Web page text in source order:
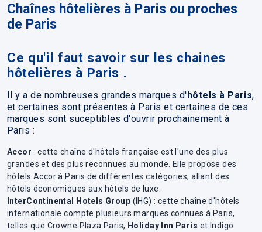
Chaînes hôtelières à Paris ou proches
de Paris
Ce qu'il faut savoir sur les chaines
hôtelières à Paris .
Il y a de nombreuses grandes marques d'hôtels à Paris,
et certaines sont présentes à Paris et certaines de ces
marques sont suceptibles d'ouvrir prochainement à
Paris :
Accor : cette chaîne d'hôtels française est l'une des plus
grandes et des plus reconnues au monde. Elle propose des
hôtels Accor à Paris de différentes catégories, allant des
hôtels économiques aux hôtels de luxe.
InterContinental Hotels Group (IHG) : cette chaîne d'hôtels
internationale compte plusieurs marques connues à Paris,
telles que Crowne Plaza Paris, Holiday Inn Paris et Indigo